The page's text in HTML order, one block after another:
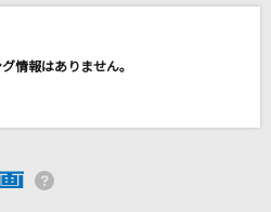
・ランキングなど
情報をチェック！
もっと楽しもう！